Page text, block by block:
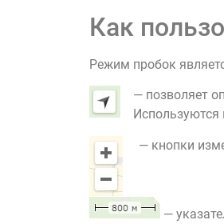
Как
Режим пробок
— позволяет
Используются
— кнопки
—